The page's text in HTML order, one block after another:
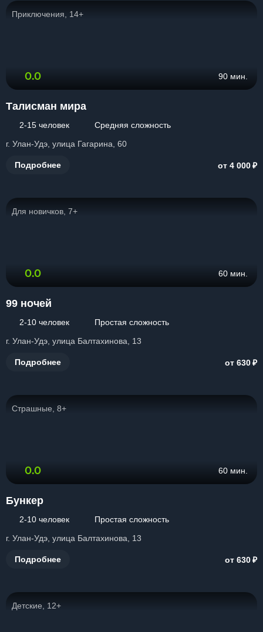
Приключения, 14+
0.0 90 мин.
Талисман мира
2-15 человек
Средняя сложность
г. Улан-Удэ, улица Гагарина, 60
Подробнее от 4 000₽
Для новичков, 7+
0.0 60 мин.
99 ночей
2-10 человек
Простая сложность
г. Улан-Удэ, улица Балтахинова, 13
Подробнее от 630₽
Страшные, 8+
0.0 60 мин.
Бункер
2-10 человек
Простая сложность
г. Улан-Удэ, улица Балтахинова, 13
Подробнее от 630₽
Детские, 12+